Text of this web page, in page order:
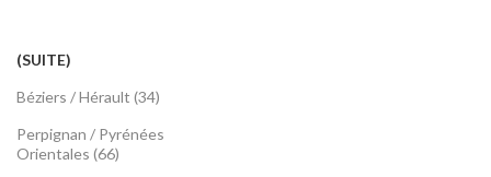
(SUITE)
Béziers / Hérault (34)
Perpignan / Pyrénées
Orientales (66)